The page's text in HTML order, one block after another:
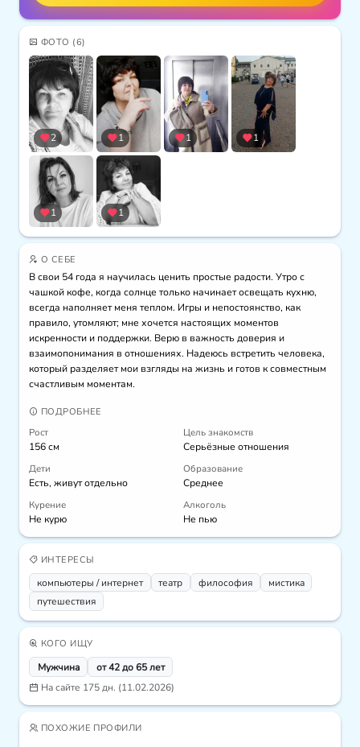
ФОТО (6)
2 1 1 1
1 1
О СЕБЕ
В свои 54 года я научилась ценить простые радости. Утро с
чашкой кофе, когда солнце только начинает освещать кухню,
всегда наполняет меня теплом. Игры и непостоянство, как
правило, утомляют; мне хочется настоящих моментов
искренности и поддержки. Верю в важность доверия и
взаимопонимания в отношениях. Надеюсь встретить человека,
который разделяет мои взгляды на жизнь и готов к совместным
счастливым моментам.
ПОДРОБНЕЕ
Рост
156 см
Цель знакомств
Серьёзные отношения
Дети
Есть, живут отдельно
Образование
Среднее
Курение
Не курю
Алкоголь
Не пью
ИНТЕРЕСЫ
компьютеры / интернет театр философия
мистика
путешествия
КОГО ИЩУ
Мужчина
от 42 до 65 лет
На сайте 175 дн. (11.02.2026)
ПОХОЖИЕ ПРОФИЛИ